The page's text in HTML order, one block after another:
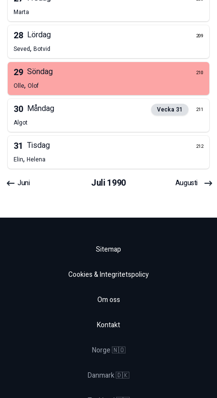
Marta
28 Lördag 209
Seved, Botvid
29 Söndag 210
Olle, Olof
30 Måndag Vecka 31 211
Algot
31 Tisdag 212
Elin, Helena
Juni Juli1990 Augusti
Sitemap
Cookies & Integritetspolicy
Om oss
Kontakt
Norge 🇳🇴
Danmark 🇩🇰